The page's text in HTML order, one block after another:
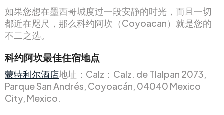
如果您想在墨西哥城度过一段安静的时光，而且一切
都近在咫尺，那么科约阿坎（Coyoacan）就是您的
不二之选。
科约阿坎最佳住宿地点
蒙特利尔酒店地址：Calz：Calz. de Tlalpan 2073,
Parque San Andrés, Coyoacán, 04040 Mexico
City, Mexico.